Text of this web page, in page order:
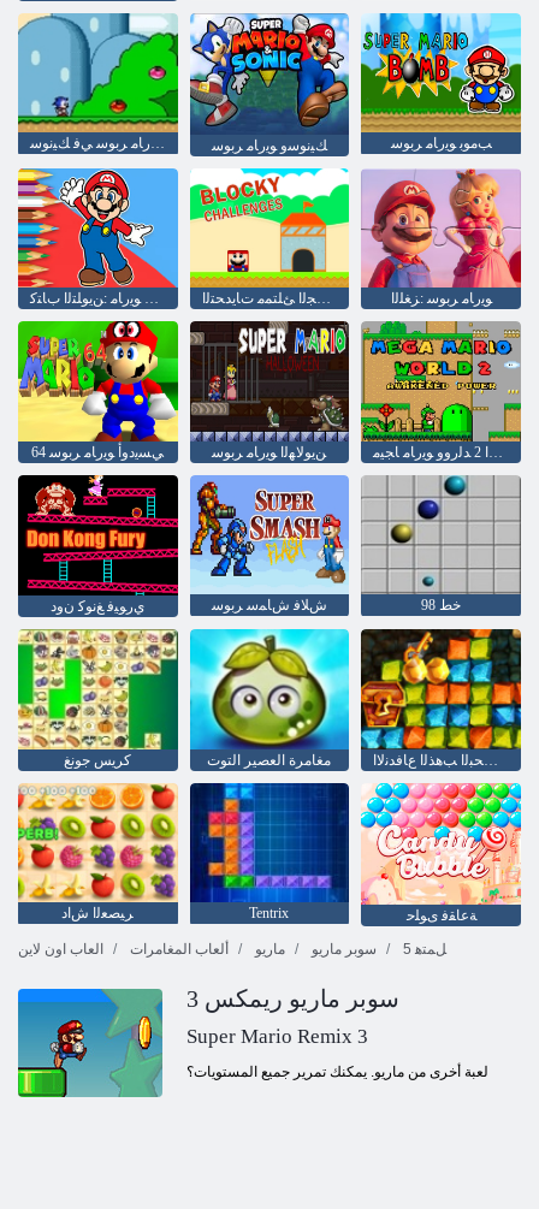
ﺪﻟﺭﻭﻭ ﻮﻳﺭﺎﻣ ﺮﺑﻮﺳ ﻲﻓ ﻚﻴﻧﻮﺳ ﻚﻴﻧﻮﺳﻭ ﻮﻳﺭﺎﻣ ﺮﺑﻮﺳ ﺐﻣﻮﺑ ﻮﻳﺭﺎﻣ ﺮﺑﻮﺳ
ﺞﻟﺰﺘﻟﺍ ﺪﻴﻌﺳ ﻮﻳﺭﺎﻣ :ﻦﻳﻮﻠﺘﻟﺍ ﺏﺎﺘﻛ ﻢﺴﺠﻟﺍ ﺊﻠﺘﻤﻣ ﺕﺎﻳﺪﺤﺘﻟﺍ ﻮﻳﺭﺎﻣ ﺮﺑﻮﺳ :ﺰﻐﻠﻟﺍ
64 ﻲﺴﻳﺩﻭﺃ ﻮﻳﺭﺎﻣ ﺮﺑﻮﺳ ﻦﻳﻮﻟﺎﻬﻟﺍ ﻮﻳﺭﺎﻣ ﺮﺑﻮﺳ
ﻱﺭﻮﻴﻓ ﻎﻧﻮﻛ ﻥﻭﺩ ﺵﻼ ﻓ ﺵﺎﻤﺳ ﺮﺑﻮﺳ خط 98
كريس جونغ مغامرة العصير التوت ﺰﻨﻜﻟﺍ ﻦﻋ ﺚﺤﺒﻟﺍ ﺐﻫﺬﻟﺍ ﻉﺎﻓﺪﻧﻻ ﺍ
ﺮﻴﺼﻌﻟﺍ ﺵﺍﺩ Tentrix
ﺔﻋﺎﻘﻓ ﻯﻮﻠﺣ
العاب اون لاين
ألعاب المغامرات ماريو سوبر ماريو 5 ﻞﻤﺘﻫ
سوبر ماريو ريمكس 3
Super Mario Remix 3
لعبة أخرى من ماريو. يمكنك تمرير جميع المستويات؟